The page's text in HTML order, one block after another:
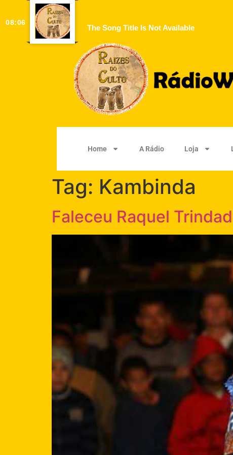
08:06
The Song Title Is Not Available
Home A Rádio Loja
Tag: Kambinda
Faleceu Raquel